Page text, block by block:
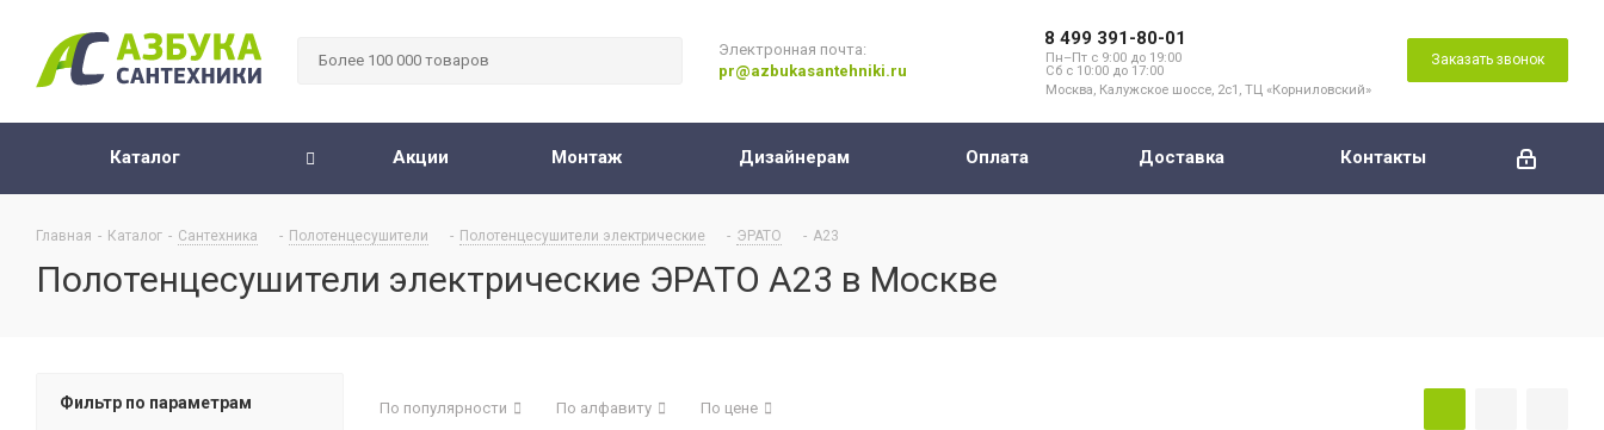
Электронная почта:
pr@azbukasantehniki.ru
8 499 391-80-01
Пн–Пт с 9:00 до 19:00
Сб с 10:00 до 17:00
Москва, Калужское шоссе, 2с1, ТЦ «Корниловский»
Заказать звонок
Каталог Акции Монтаж Дизайнерам Оплата Доставка Контакты
Главная - Каталог - Сантехника - Полотенцесушители - Полотенцесушители электрические - ЭРАТО - А23
Полотенцесушители электрические ЭРАТО А23 в Москве
По популярности По алфавиту По цене
Фильтр по параметрам